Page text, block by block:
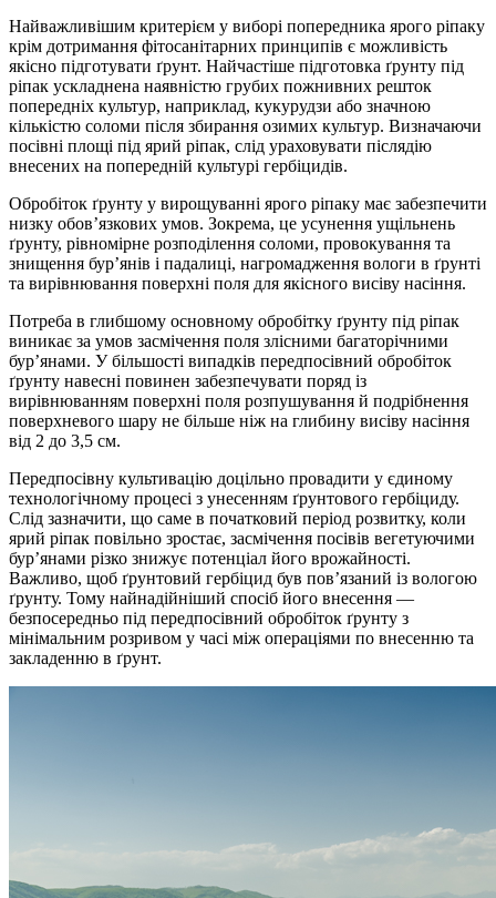
Найважливішим критерієм у виборі попередника ярого ріпаку
крім дотримання фітосанітарних принципів є можливість
якісно підготувати ґрунт. Найчастіше підготовка ґрунту під
ріпак ускладнена наявністю грубих пожнивних решток
попередніх культур, наприклад, кукурудзи або значною
кількістю соломи після збирання озимих культур. Визначаючи
посівні площі під ярий ріпак, слід ураховувати післядію
внесених на попередній культурі гербіцидів.
Обробіток ґрунту у вирощуванні ярого ріпаку має забезпечити
низку обов’язкових умов. Зокрема, це усунення ущільнень
ґрунту, рівномірне розподілення соломи, провокування та
знищення бур’янів і падалиці, нагромадження вологи в ґрунті
та вирівнювання поверхні поля для якісного висіву насіння.
Потреба в глибшому основному обробітку ґрунту під ріпак
виникає за умов засмічення поля злісними багаторічними
бур’янами. У більшості випадків передпосівний обробіток
ґрунту навесні повинен забезпечувати поряд із
вирівнюванням поверхні поля розпушування й подрібнення
поверхневого шару не більше ніж на глибину висіву насіння
від 2 до 3,5 см.
Передпосівну культивацію доцільно провадити у єдиному
технологічному процесі з унесенням ґрунтового гербіциду.
Слід зазначити, що саме в початковий період розвитку, коли
ярий ріпак повільно зростає, засмічення посівів вегетуючими
бур’янами різко знижує потенціал його врожайності.
Важливо, щоб ґрунтовий гербіцид був пов’язаний із вологою
ґрунту. Тому найнадійніший спосіб його внесення —
безпосередньо під передпосівний обробіток ґрунту з
мінімальним розривом у часі між операціями по внесенню та
закладенню в ґрунт.